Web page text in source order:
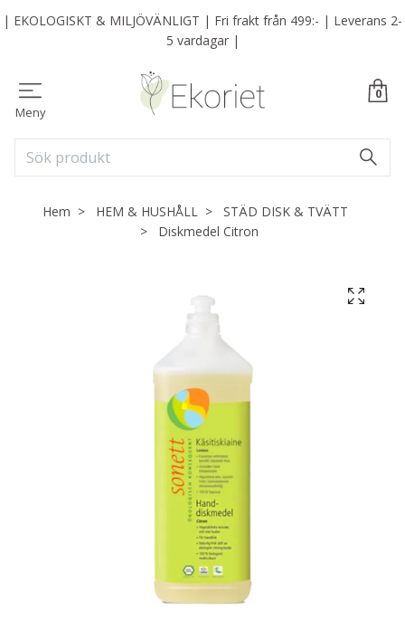
| EKOLOGISKT & MILJÖVÄNLIGT | Fri frakt från 499:- | Leverans 2-
5 vardagar |
Meny
0
Hem HEM & HUSHÅLL
STÄD DISK & TVÄTT
Diskmedel Citron